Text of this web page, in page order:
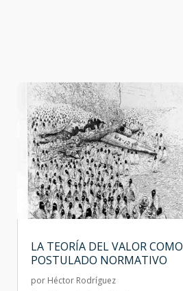
LA TEORÍA DEL VALOR COMO
POSTULADO NORMATIVO
por Héctor Rodríguez